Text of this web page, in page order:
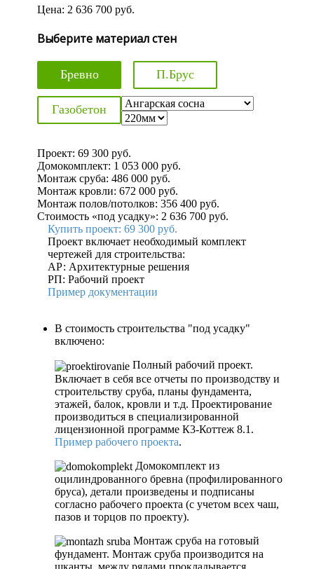
Цена: 2 636 700 руб.
Выберите материал стен
Бревно П.Брус
Газобетон
Проект: 69 300 руб.
Домокомплект: 1 053 000 руб.
Монтаж сруба: 486 000 руб.
Монтаж кровли: 672 000 руб.
Монтаж полов/потолков: 356 400 руб.
Стоимость «под усадку»: 2 636 700 руб.
Купить проект: 69 300 руб.
Проект включает необходимый комплект
чертежей для строительства:
АР: Архитектурные решения
РП: Рабочий проект
Пример документации
В стоимость строительства "под усадку"
включено:
Полный рабочий проект.
Включает в себя все отчеты по производству и
строительству сруба, планы фундамента,
этажей, балок, кровли и т.д. Проектирование
производиться в специализированной
лицензионной программе К3-Коттеж 8.1.
Пример рабочего проекта.
Домокомплект из
оцилиндрованного бревна (профилированного
бруса), детали произведены и подписаны
согласно рабочего проекта (с учетом всех чаш,
пазов и торцов по проекту).
Монтаж сруба на готовый
фундамент. Монтаж сруба производится на